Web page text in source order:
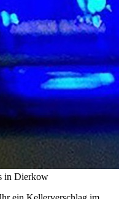
in Dierkow